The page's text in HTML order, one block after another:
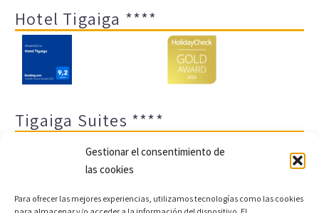
Gestionar el consentimiento de
las cookies
Para ofrecer las mejores experiencias, utilizamos tecnologías como las cookies
Hotel Tigaiga ****
Tigaiga Suites ****